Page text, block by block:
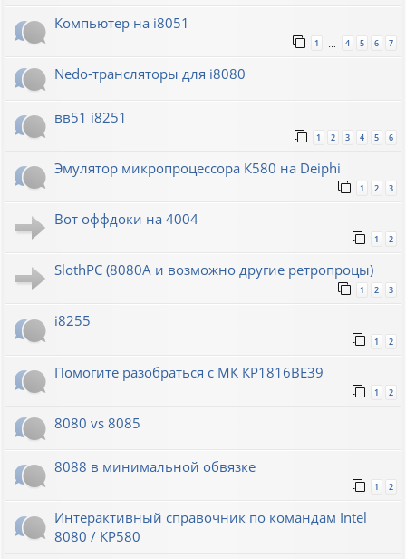
Компьютер на i8051
1 … 4 5 6 7
Nedo-трансляторы для i8080
вв51 i8251
1 2 3 4 5 6
Эмулятор микропроцессора К580 на Deiphi
1 2 3
Вот оффдоки на 4004
1 2
SlothPC (8080A и возможно другие ретропроцы)
1 2 3
i8255
1 2
Помогите разобраться с МК КР1816ВЕ39
1 2
8080 vs 8085
8088 в минимальной обвязке
1 2
Интерактивный справочник по командам Intel
8080 / КР580